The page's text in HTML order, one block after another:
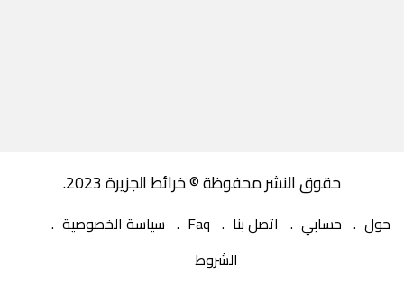
حقوق النشر محفوظة © خرائط الجزيرة 2023.
حول حسابي اتصل بنا Faq
سياسة الخصوصية
الشروط